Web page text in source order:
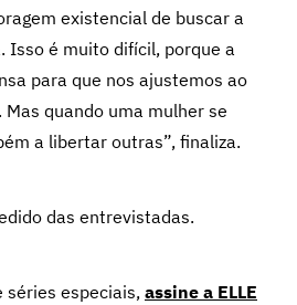
existencial de buscar a
Isso é muito difícil, porque a
para que nos ajustemos ao
quando uma mulher se
a libertar outras”, finaliza.
das entrevistadas.
séries especiais, assine a ELLE